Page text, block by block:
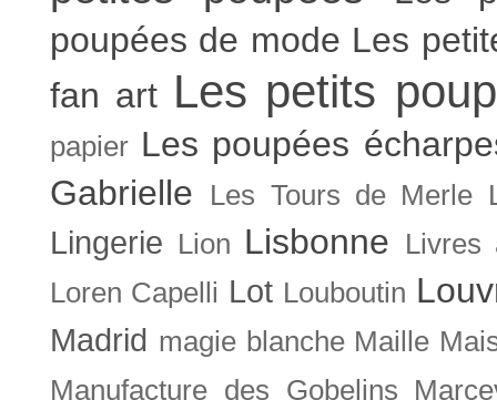
poupées de mode Les
fan art Les petits
papier Les poupées
Gabrielle
Les Tours de Merle
Lingerie Lion Lisbonne
Livres
Loren Capelli Lot Louboutin
Madrid magie blanche Maille
Manufacture des Gobelins